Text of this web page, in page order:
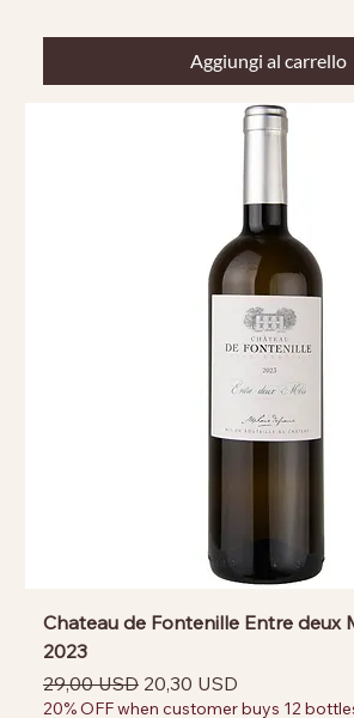
Aggiungi al carrello
Chateau de Fontenille Entre deux
2023
Prezzo regolare
29,00 USD Prezzo scontato
20,30 USD
20% OFF when customer buys 12